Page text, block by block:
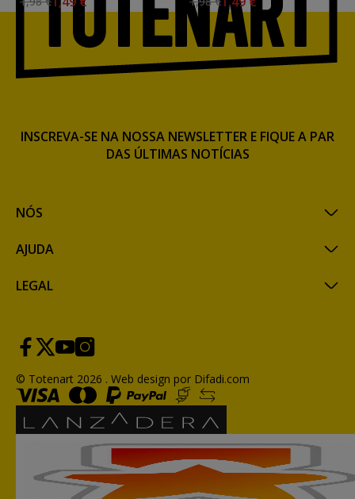
NÓS
AJUDA
LEGAL
INSCREVA-SE NA NOSSA NEWSLETTER E FIQUE A PAR
DAS ÚLTIMAS NOTÍCIAS
© Totenart 2026 . Web design por Difadi.com